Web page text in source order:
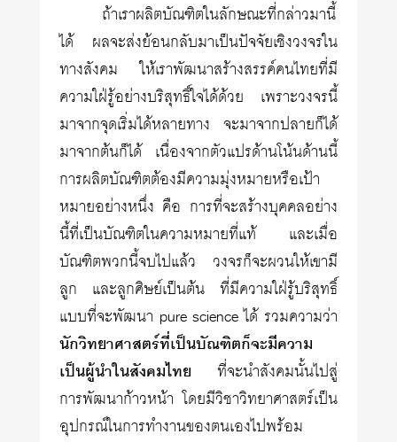
ถ้าเราผลิตบัณฑิตในลักษณะที่กล่าวมานี้
ได้ ผลจะส่งย้อนกลับมาเป็นปัจจัยเชิงวงจรใน
ทางสังคม ให้เราพัฒนาสร้างสรรค์คนไทยที่มี
ความใฝ่รู้อย่างบริสุทธิ์ใจได้ด้วย เพราะวงจรนี้
มาจากจุดเริ่มได้หลายทาง จะมาจากปลายก็ได้
มาจากต้นก็ได้ เนื่องจากตัวแปรด้านโน้นด้านนี้
การผลิตบัณฑิตต้องมีความมุ่งหมายหรือเป้า
หมายอย่างหนึ่ง คือ การที่จะสร้างบุคคลอย่าง
นี้ที่เป็นบัณฑิตในความหมายที่แท้ และเมื่อ
บัณฑิตพวกนี้จบไปแล้ว วงจรก็จะผวนให้เขามี
ลูก และลูกศิษย์เป็นต้น ที่มีความใฝ่รู้บริสุทธิ์
แบบที่จะพัฒนา pure science ได้ รวมความว่า
นักวิทยา­ศาสตร์ที่เป็นบัณฑิตก็จะมีความ
เป็นผู้นำในสังคมไทย ที่จะนำสังคมนั้นไปสู่
การพัฒนาก้าวหน้า โดยมีวิชาวิทยาศาสตร์เป็น
อุปกรณ์ในการทำงานของตนเองไปพร้อม